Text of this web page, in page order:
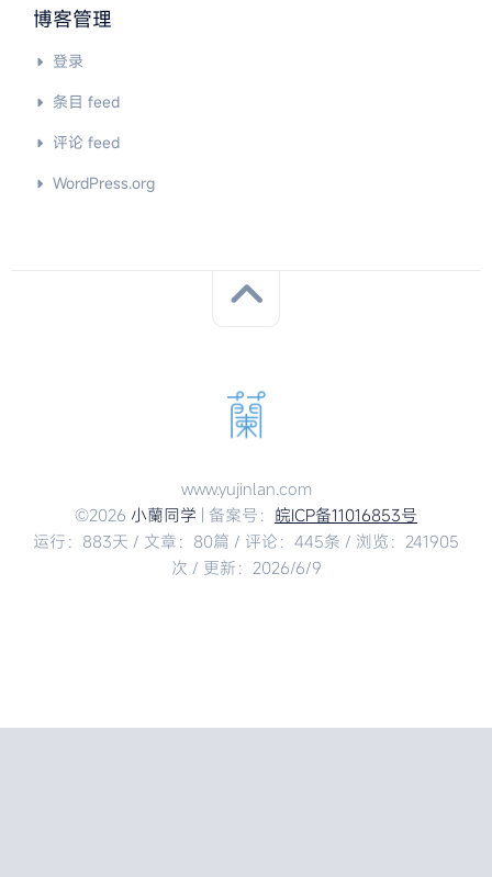
博客管理
登录
条目 feed
评论 feed
WordPress.org
www.yujinlan.com
©2026 小蘭同学 | 备案号： 皖ICP备11016853号
运行：883天 / 文章：80篇 / 评论：445条 / 浏览：241905
次 / 更新：2026/6/9